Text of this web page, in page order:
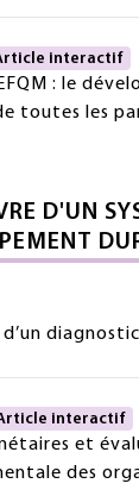
interactif
: le
toutes les
D'UN
interactif
et
des